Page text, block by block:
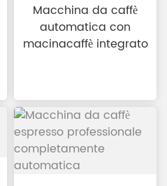
Macchina da caffè
automatica con
macinacaffè integrato